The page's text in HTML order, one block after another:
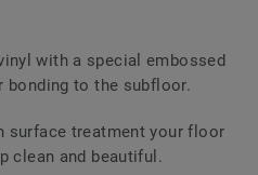
with a special embossed
bonding to the subfloor.
surface treatment your floor
clean and beautiful.